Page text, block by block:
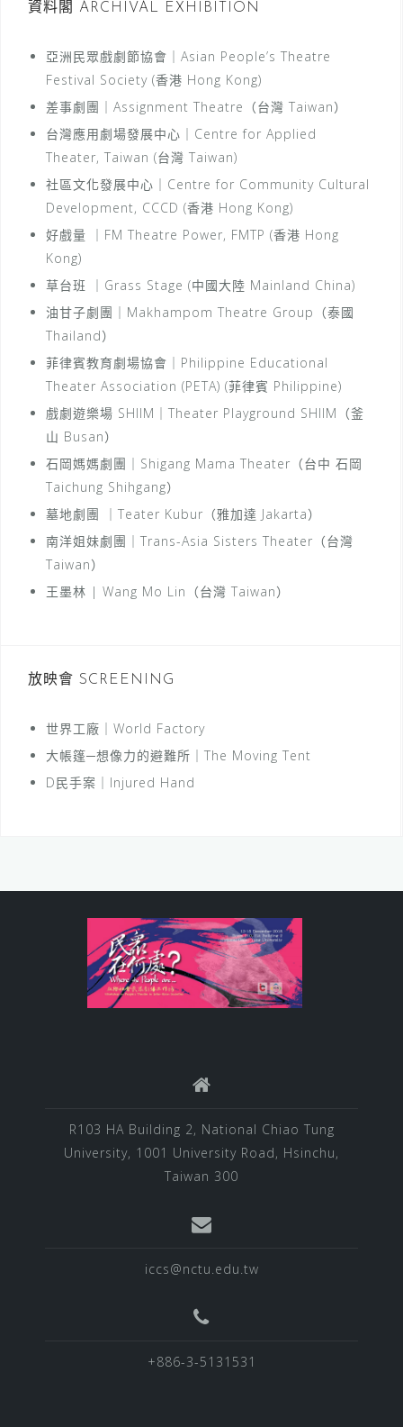
資料閣 ARCHIVAL EXHIBITION
亞洲民眾戲劇節協會｜Asian People’s Theatre
Festival Society (香港 Hong Kong)
差事劇團｜Assignment Theatre（台灣 Taiwan）
台灣應用劇場發展中心｜Centre for Applied
Theater, Taiwan (台灣 Taiwan)
社區文化發展中心｜Centre for Community Cultural
Development, CCCD (香港 Hong Kong)
好戲量 ｜FM Theatre Power, FMTP (香港 Hong
Kong)
草台班 ｜Grass Stage (中國大陸 Mainland China)
油甘子劇團｜Makhampom Theatre Group（泰國
Thailand）
菲律賓教育劇場協會｜Philippine Educational
Theater Association (PETA) (菲律賓 Philippine)
戲劇遊樂場 SHIIM｜Theater Playground SHIIM（釜
山 Busan）
石岡媽媽劇團｜Shigang Mama Theater（台中 石岡
Taichung Shihgang）
墓地劇團 ｜Teater Kubur（雅加達 Jakarta）
南洋姐妹劇團｜Trans-Asia Sisters Theater（台灣
Taiwan）
王墨林 | Wang Mo Lin（台灣 Taiwan）
放映會 SCREENING
世界工廠｜World Factory
大帳篷─想像力的避難所｜The Moving Tent
D民手案｜Injured Hand
R103 HA Building 2, National Chiao Tung
University, 1001 University Road, Hsinchu,
Taiwan 300
iccs@nctu.edu.tw
+886-3-5131531